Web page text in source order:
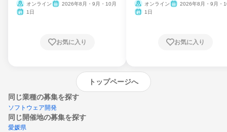
ム
オンライン
2026年8月・9月・10月
1日
お気に入り
オンライン
2026年8月・9月・
1日
お気に入り
トップページへ
同じ業種の募集を探す
ソフトウェア開発
同じ開催地の募集を探す
愛媛県